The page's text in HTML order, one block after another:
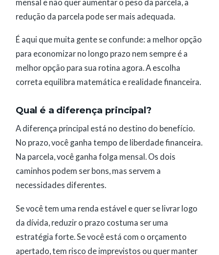
mensal e não quer aumentar o peso da parcela, a
redução da parcela pode ser mais adequada.
É aqui que muita gente se confunde: a melhor opção
para economizar no longo prazo nem sempre é a
melhor opção para sua rotina agora. A escolha
correta equilibra matemática e realidade financeira.
Qual é a diferença principal?
A diferença principal está no destino do benefício.
No prazo, você ganha tempo de liberdade financeira.
Na parcela, você ganha folga mensal. Os dois
caminhos podem ser bons, mas servem a
necessidades diferentes.
Se você tem uma renda estável e quer se livrar logo
da dívida, reduzir o prazo costuma ser uma
estratégia forte. Se você está com o orçamento
apertado, tem risco de imprevistos ou quer manter